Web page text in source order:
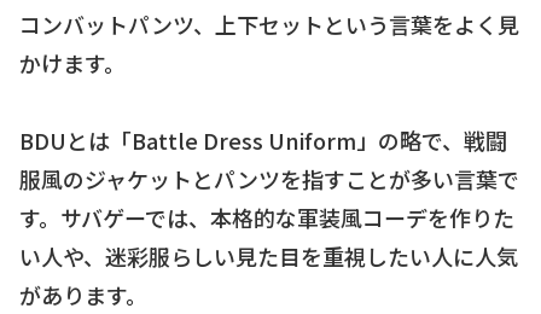
コンバットパンツ、上下セットという言葉をよく見
かけます。
BDUとは「Battle Dress Uniform」の略で、戦闘
服風のジャケットとパンツを指すことが多い言葉で
す。サバゲーでは、本格的な軍装風コーデを作りた
い人や、迷彩服らしい見た目を重視したい人に人気
があります。